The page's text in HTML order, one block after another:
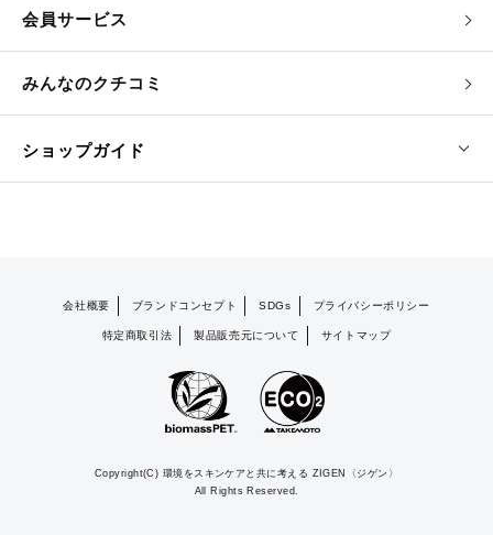
会員サービス
みんなのクチコミ
ショップガイド
会社概要 ブランドコンセプト SDGs プライバシーポリシー
特定商取引法 製品販売元について サイトマップ
Copyright(C) 環境をスキンケアと共に考える ZIGEN〈ジゲン〉
All Rights Reserved.